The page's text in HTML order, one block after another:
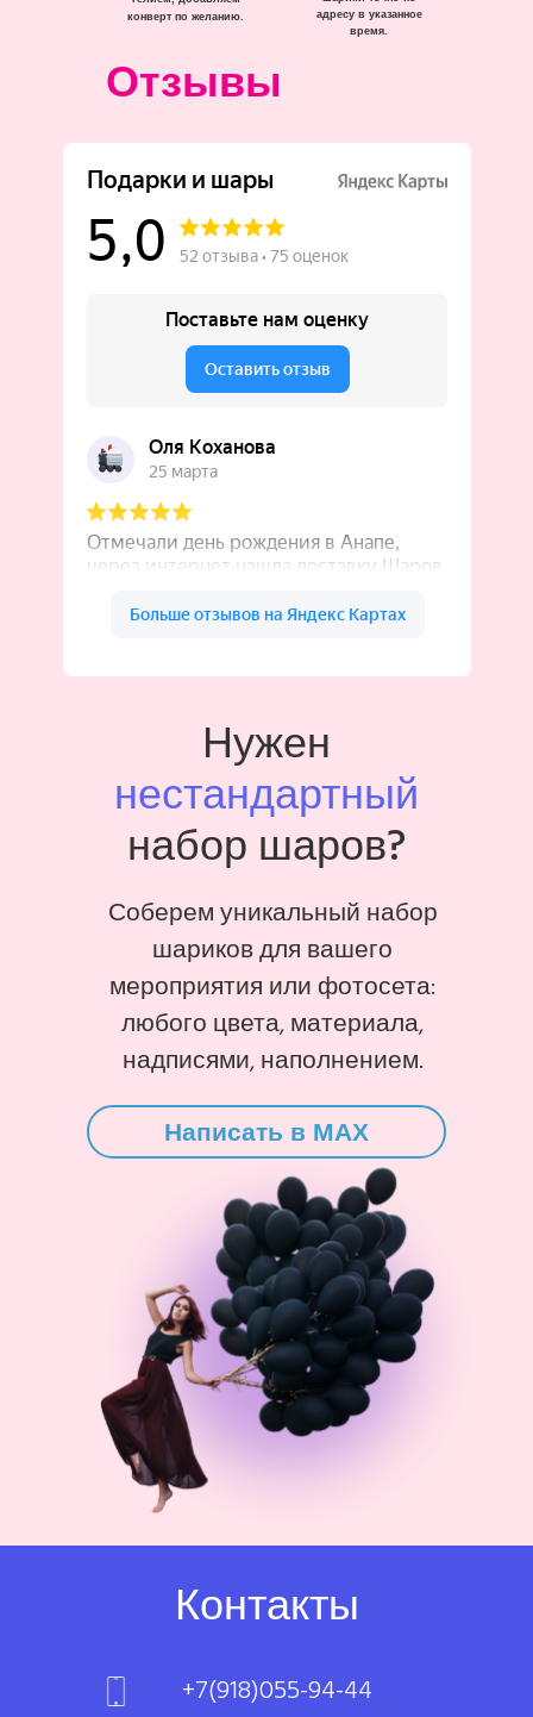
адресу в указанное
время.
конверт по желанию.
Отзывы
Нужен
нестандартный
набор шаров?
Соберем уникальный набор
шариков для вашего
мероприятия или фотосета:
любого цвета, материала,
надписями, наполнением.
Написать в MAX
Контакты
+7(918)055-94-44